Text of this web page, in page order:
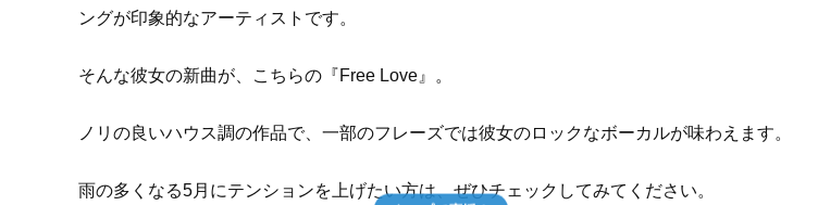
ングが印象的なアーティストです。
そんな彼女の新曲が、こちらの『Free Love』。
ノリの良いハウス調の作品で、一部のフレーズでは彼女のロックなボーカルが味わえます。
雨の多くなる5月にテンションを上げたい方は、ぜひチェックしてみてください。